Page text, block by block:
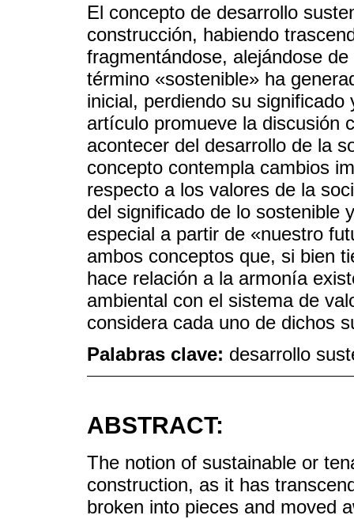
El concepto de desarrollo
construcción, habiendo
fragmentándose, alejándose
término «sostenible» ha
inicial, perdiendo su
artículo promueve la discusión
acontecer del desarrollo de la
concepto contempla cambios
respecto a los valores de la
del significado de lo sostenible
especial a partir de «nuestro
ambos conceptos que, si bien
hace relación a la armonía
ambiental con el sistema de
considera cada uno de dichos
Palabras clave: desarrollo
ABSTRACT:
The notion of sustainable or
construction, as it has
broken into pieces and moved